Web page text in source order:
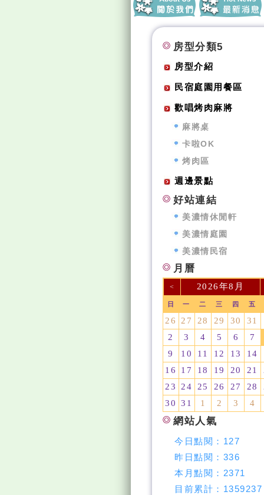
房型分類5
房型介紹
民宿庭園用餐區
歡唱烤肉麻將
麻將桌
卡啦OK
烤肉區
週邊景點
好站連結
美濃情休閒軒
美濃情庭園
美濃情民宿
月曆
< 2026年8月
日 一 二 三 四 五
26 27 28 29 30
31
2
3 4 5 6
7
9
10 11 12 13 14
16
17 18 19 20 21
23
24 25 26 27 28
30
31 1 2 3 4
網站人氣
今日點閱： 127
昨日點閱： 336
本月點閱： 2371
目前累計： 1359237